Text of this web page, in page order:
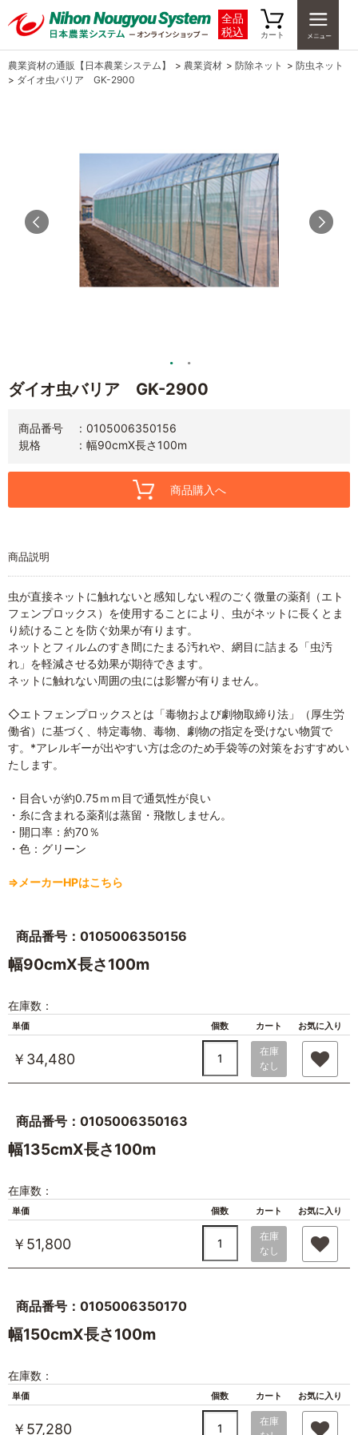
全品
税込
カート
農業資材の通販【日本農業システム】 > 農業資材 > 防除ネット > 防虫ネット
> ダイオ虫バリア GK-2900
ダイオ虫バリア GK-2900
商品番号
0105006350156
規格
幅90cmX長さ100m
商品購入へ
商品説明
虫が直接ネットに触れないと感知しない程のごく微量の薬剤（エト
フェンプロックス）を使用することにより、虫がネットに長くとま
り続けることを防ぐ効果が有ります。
ネットとフィルムのすき間にたまる汚れや、網目に詰まる「虫汚
れ」を軽減させる効果が期待できます。
ネットに触れない周囲の虫には影響が有りません。
◇エトフェンプロックスとは「毒物および劇物取締り法」（厚生労
働省）に基づく、特定毒物、毒物、劇物の指定を受けない物質で
す。*アレルギーが出やすい方は念のため手袋等の対策をおすすめい
たします。
・目合いが約0.75ｍｍ目で通気性が良い
・糸に含まれる薬剤は蒸留・飛散しません。
・開口率：約70％
・色：グリーン
⇒メーカーHPはこちら
商品番号：0105006350156
幅90cmX長さ100m
在庫数：
単価 個数 カート お気に入り
￥34,480
在庫
なし
商品番号：0105006350163
幅135cmX長さ100m
在庫数：
単価 個数 カート お気に入り
￥51,800
在庫
なし
商品番号：0105006350170
幅150cmX長さ100m
在庫数：
単価 個数 カート お気に入り
￥57,280
在庫